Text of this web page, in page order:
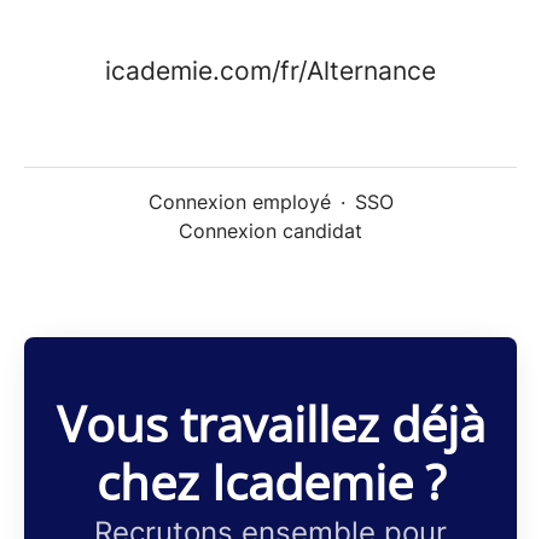
icademie.com/fr/Alternance
Connexion employé · SSO
Connexion candidat
Vous travaillez déjà
chez Icademie ?